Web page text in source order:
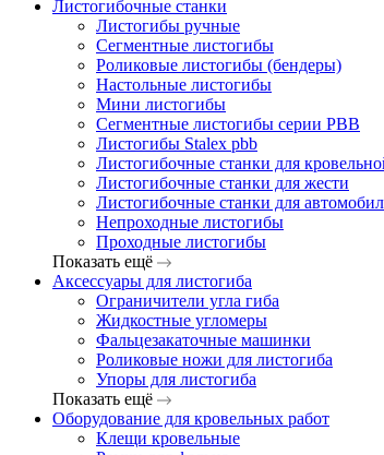
Листогибочные станки
Листогибы ручные
Сегментные листогибы
Роликовые листогибы (бендеры)
Настольные листогибы
Мини листогибы
Сегментные листогибы серии PBB
Листогибы Stalex pbb
Листогибочные станки для
Листогибочные станки для жести
Листогибочные станки для
Непроходные листогибы
Проходные листогибы
Показать ещё
Аксессуары для листогиба
Ограничители угла гиба
Жидкостные угломеры
Фальцезакаточные машинки
Роликовые ножи для листогиба
Упоры для листогиба
Показать ещё
Оборудование для кровельных работ
Клещи кровельные